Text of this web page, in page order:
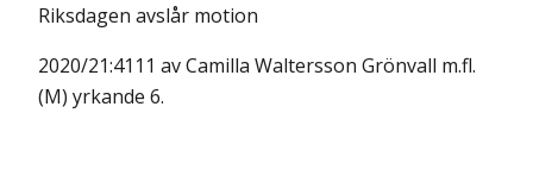
Riksdagen avslår motion
2020/21:4111 av Camilla Waltersson Grönvall m.fl.
(M) yrkande 6.